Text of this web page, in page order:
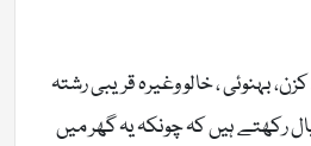
بہنوئی ، خالو وغیرہ قریبی رشتہ
رکھتے ہیں کہ چونکہ یہ گھر میں